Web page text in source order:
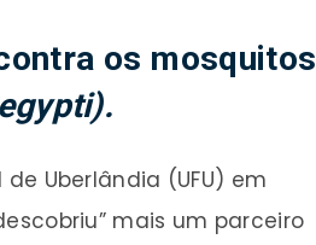
os mosquitos
Uberlândia (UFU) em
mais um parceiro